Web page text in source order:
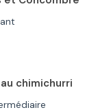
chimichurri